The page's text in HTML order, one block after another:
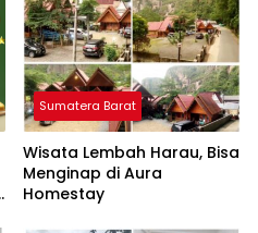
Sumatera Barat
Wisata Lembah Harau, Bisa
Menginap di Aura
Homestay